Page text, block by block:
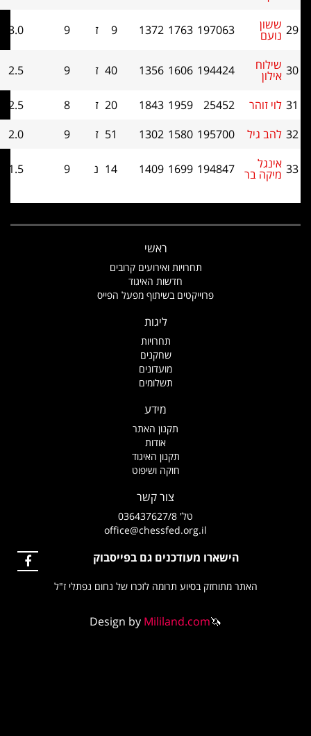
197063
1763
1372
9 ז 9
3.0
194424
1606
1356
40 ז 9
2.5
25452
1959
1843
20 ז 8
2.5
גיל
195700
1580
1302
51 ז 9
2.0
בר 194847
1699
1409
14 נ 9
1.5
תחרויות ואירועים קרובים
חדשות האיגוד
פרוייקטים בשיתוף מפעל הפייס
תקנון האתר
תקנון האיגוד
חוקה ושיפוט
office@chessfed.org.il
הישארו מעודכנים גם בפייסבוק
האתר מתוחזק בסיוע תרומה לזכרו של נחום נפתלי ז"ל
Design byMililand.com